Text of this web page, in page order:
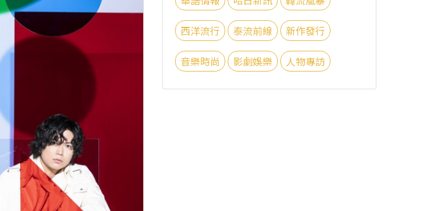
西洋流行 泰流前線 新作發行
音樂時尚 影劇娛樂 人物專訪